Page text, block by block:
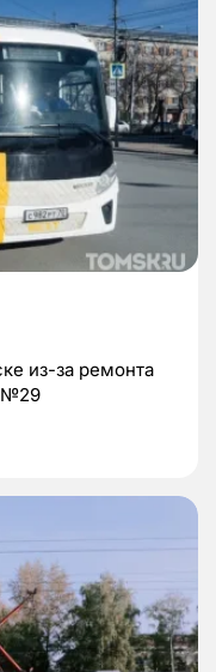
из-за ремонта
№29